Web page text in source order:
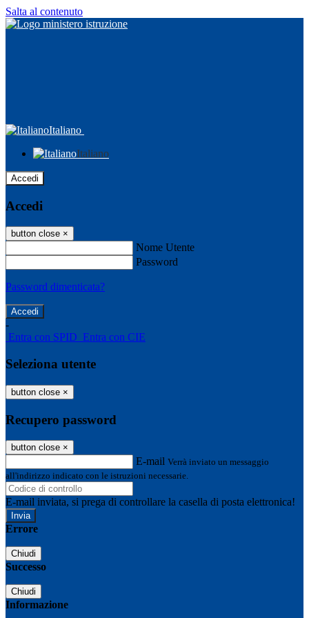
Salta al contenuto
Italiano
Italiano
Accedi
Accedi
button close ×
Nome Utente
Password
Password dimenticata?
-
Entra con SPID Entra con CIE
Seleziona utente
button close ×
Recupero password
button close ×
E-mail Verrà inviato un messaggio
all'indirizzo indicato con le istruzioni necessarie.
E-mail inviata, si prega di controllare la casella di posta elettronica!
Errore
Chiudi
Successo
Chiudi
Informazione